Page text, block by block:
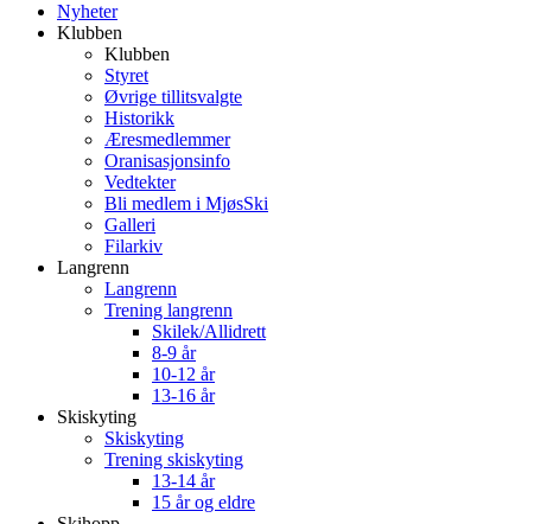
Nyheter
Klubben
Klubben
Styret
Øvrige tillitsvalgte
Historikk
Æresmedlemmer
Oranisasjonsinfo
Vedtekter
Bli medlem i MjøsSki
Galleri
Filarkiv
Langrenn
Langrenn
Trening langrenn
Skilek/Allidrett
8-9 år
10-12 år
13-16 år
Skiskyting
Skiskyting
Trening skiskyting
13-14 år
15 år og eldre